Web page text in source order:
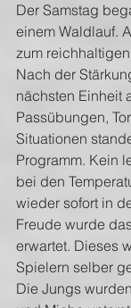
Der Samstag
einem Waldlauf.
zum
Nach der
nächsten Einheit
Passübungen,
Situationen
Programm. Kein
bei den
wieder sofort in
Freude wurde
erwartet. Dieses
Spielern selber
Die Jungs